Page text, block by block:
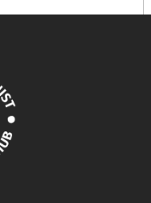
in Africa: